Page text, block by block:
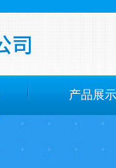
产品展示